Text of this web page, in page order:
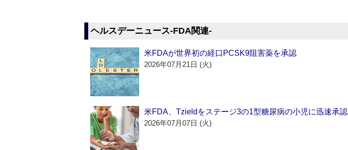
ヘルスデーニュース‐FDA関連‐
米FDAが世界初の経口PCSK9阻害薬を承認
2026年07月21日 (火)
米FDA、Tzieldをステージ3の1型糖尿病の小児に迅速承認
2026年07月07日 (火)